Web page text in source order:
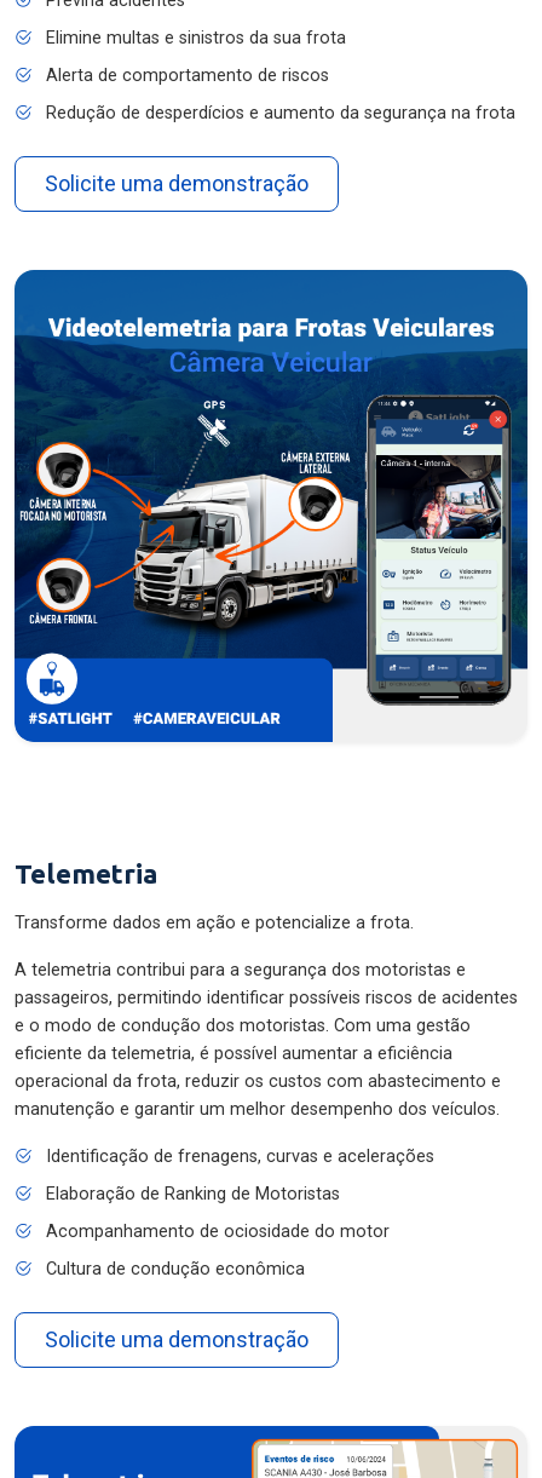
Elimine multas e sinistros da sua frota
Alerta de comportamento de riscos
Redução de desperdícios e aumento da segurança na frota
Solicite uma demonstração
Telemetria
Transforme dados em ação e potencialize a frota.
A telemetria contribui para a segurança dos motoristas e
passageiros, permitindo identificar possíveis riscos de acidentes
e o modo de condução dos motoristas. Com uma gestão
eficiente da telemetria, é possível aumentar a eficiência
operacional da frota, reduzir os custos com abastecimento e
manutenção e garantir um melhor desempenho dos veículos.
Identificação de frenagens, curvas e acelerações
Elaboração de Ranking de Motoristas
Acompanhamento de ociosidade do motor
Cultura de condução econômica
Solicite uma demonstração